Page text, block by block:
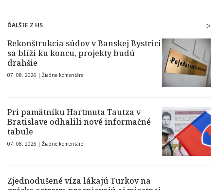
ĎALŠIE Z HS
Rekonštrukcia súdov v Banskej Bystrici
sa blíži ku koncu, projekty budú
drahšie
07. 08. 2026 | Žiadne komentáre
Pri pamätníku Hartmuta Tautza v
Bratislave odhalili nové informačné
tabule
07. 08. 2026 | Žiadne komentáre
Zjednodušené víza lákajú Turkov na